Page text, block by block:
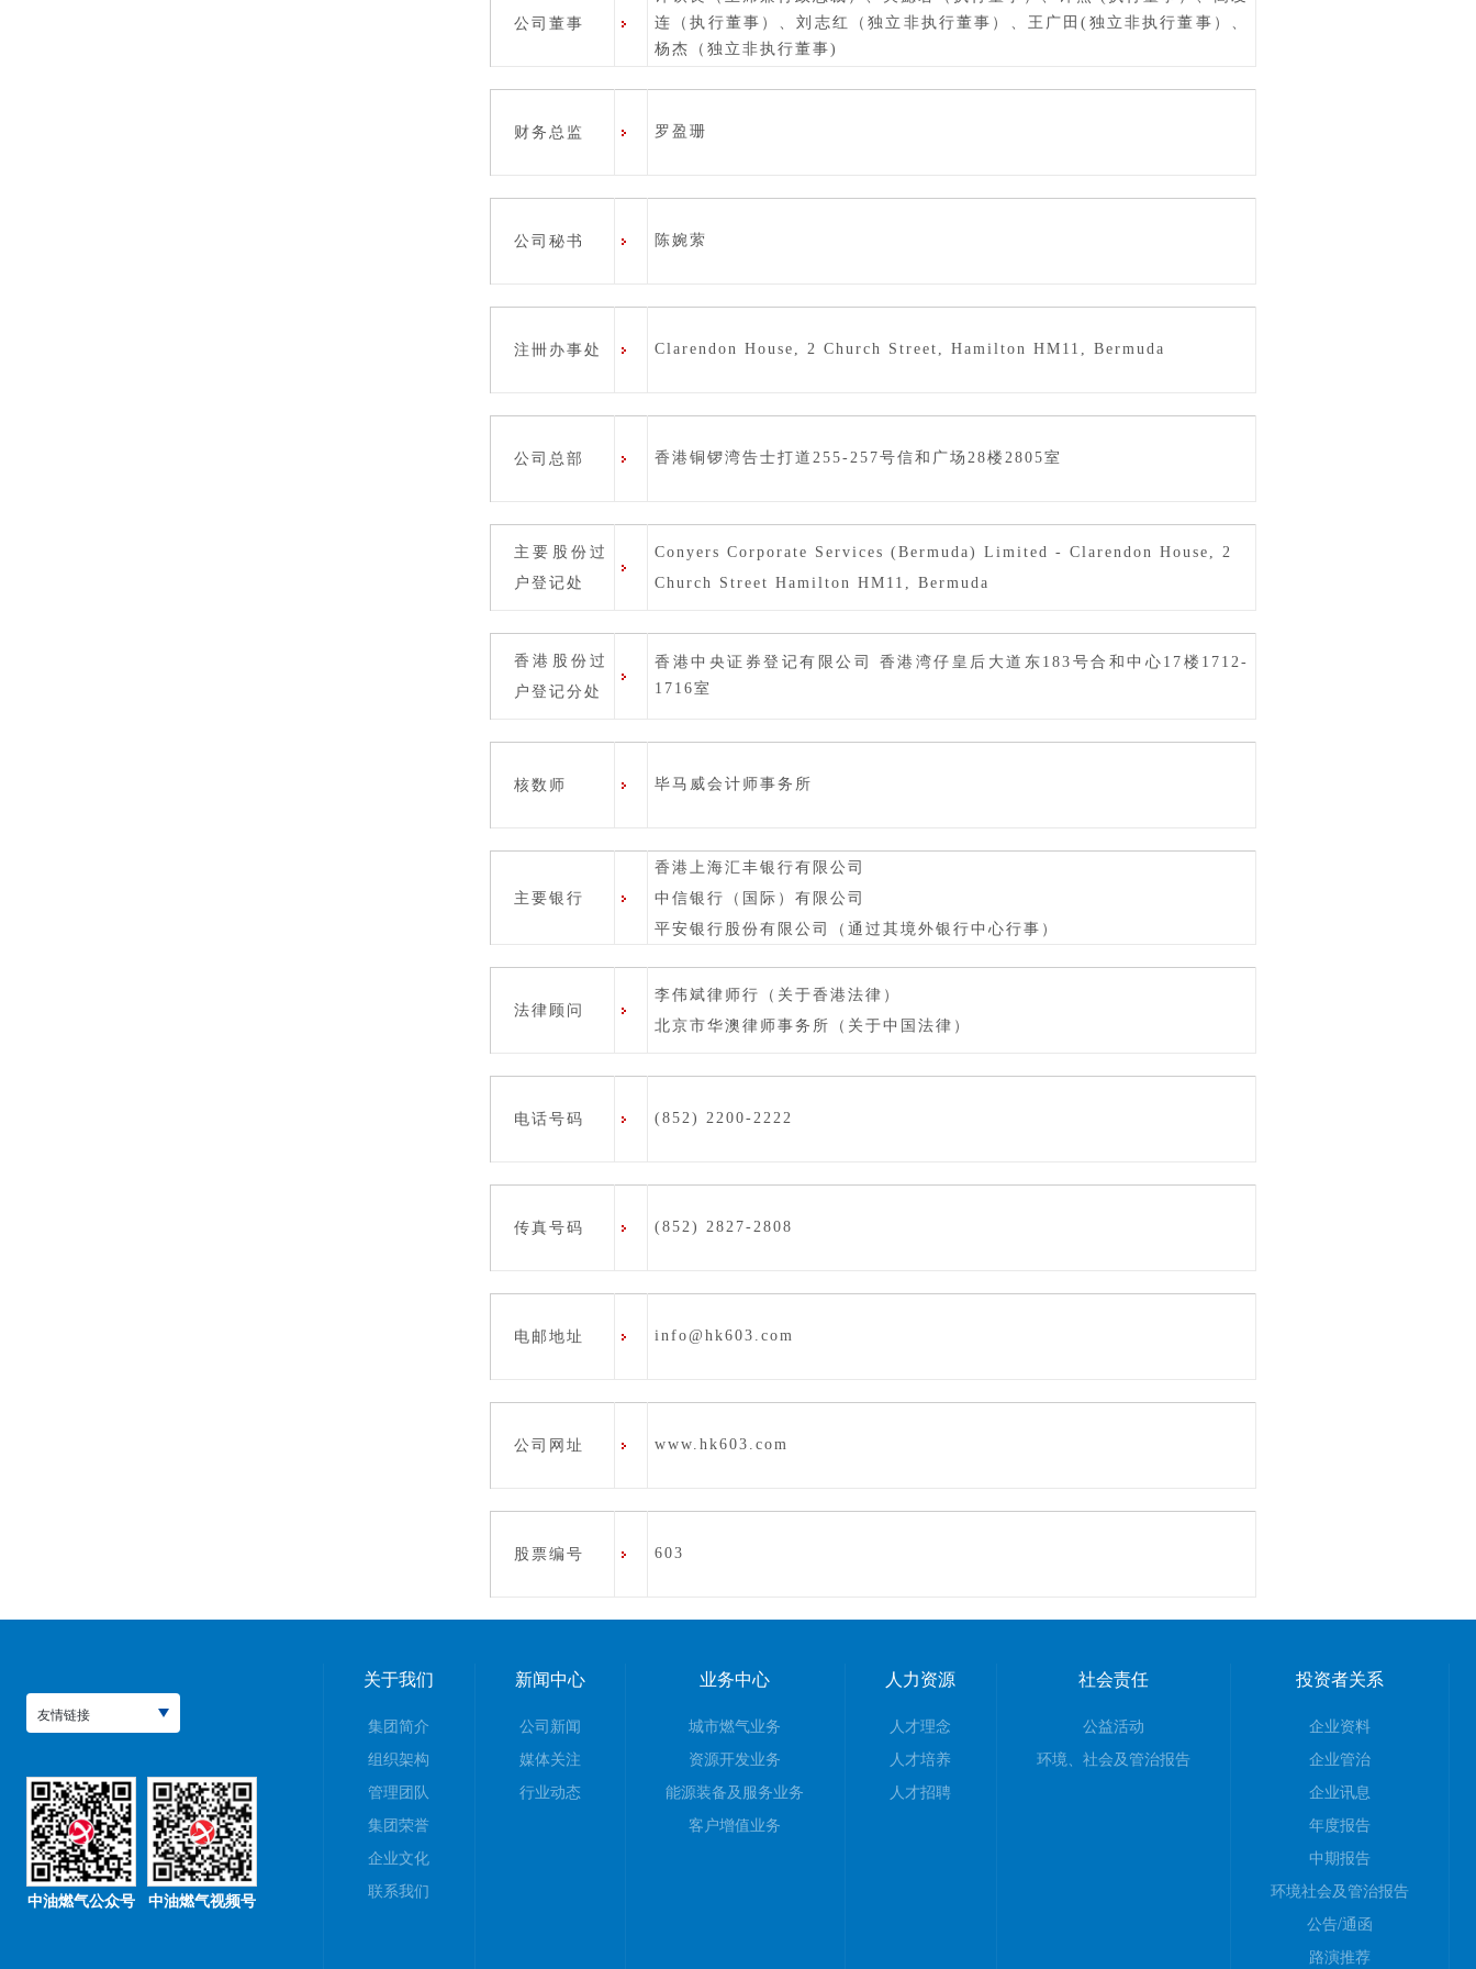
公司董事
连（执行董事）、刘志红（独立非执行董事）、王广田(独立非执行董事）、
杨杰（独立非执行董事)
财务总监 罗盈珊
公司秘书 陈婉萦
注卌办事处 Clarendon House, 2 Church Street, Hamilton HM11, Bermuda
公司总部 香港铜锣湾告士打道255-257号信和广场28楼2805室
主要股份过
户登记处
Conyers Corporate Services (Bermuda) Limited - Clarendon House, 2
Church Street Hamilton HM11, Bermuda
香港股份过
户登记分处
香港中央证券登记有限公司 香港湾仔皇后大道东183号合和中心17楼1712-
1716室
核数师 毕马威会计师事务所
主要银行
香港上海汇丰银行有限公司
中信银行（国际）有限公司
平安银行股份有限公司（通过其境外银行中心行事）
法律顾问
李伟斌律师行（关于香港法律）
北京市华澳律师事务所（关于中国法律）
电话号码 (852) 2200-2222
传真号码 (852) 2827-2808
电邮地址 info@hk603.com
公司网址 www.hk603.com
股票编号 603
友情链接
中油燃气公众号 中油燃气视频号
关于我们
集团简介
组织架构
管理团队
集团荣誉
企业文化
联系我们
新闻中心
公司新闻
媒体关注
行业动态
业务中心
城市燃气业务
资源开发业务
能源装备及服务业务
客户增值业务
人力资源
人才理念
人才培养
人才招聘
社会责任
公益活动
环境、社会及管治报告
投资者关系
企业资料
企业管治
企业讯息
年度报告
中期报告
环境社会及管治报告
公告/通函
路演推荐